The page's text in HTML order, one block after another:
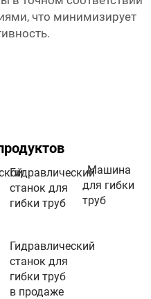
что минимизирует
Гидравлический
станок для
гибки труб
Машина
для гибки
труб
Гидравлический
станок для
гибки труб
в продаже